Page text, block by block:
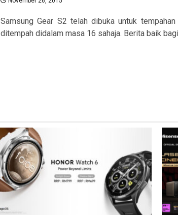
Samsung Gear S2 telah dibuka untuk
ditempah didalam masa 16 sahaja. Berita baik